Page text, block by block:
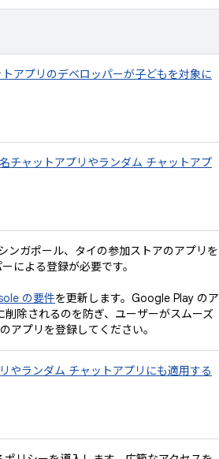
アプリのデベロッパーが子どもを対象に
チャットアプリやランダム チャットアプ
ンガポール、タイの参加ストアのアプリを
による登録が必要です。
の要件を更新します。Google Play のア
除されるのを防ぎ、ユーザーがスムーズ
アプリを登録してください。
やランダム チャットアプリにも適用する